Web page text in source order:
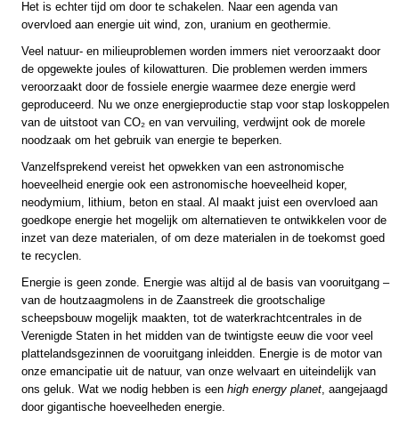
Het is echter tijd om door te schakelen. Naar een agenda van
overvloed aan energie uit wind, zon, uranium en geothermie.
Veel natuur- en milieuproblemen worden immers niet veroorzaakt door
de opgewekte joules of kilowatturen. Die problemen werden immers
veroorzaakt door de fossiele energie waarmee deze energie werd
geproduceerd. Nu we onze energieproductie stap voor stap loskoppelen
van de uitstoot van CO₂ en van vervuiling, verdwijnt ook de morele
noodzaak om het gebruik van energie te beperken.
Vanzelfsprekend vereist het opwekken van een astronomische
hoeveelheid energie ook een astronomische hoeveelheid koper,
neodymium, lithium, beton en staal. Al maakt juist een overvloed aan
goedkope energie het mogelijk om alternatieven te ontwikkelen voor de
inzet van deze materialen, of om deze materialen in de toekomst goed
te recyclen.
Energie is geen zonde. Energie was altijd al de basis van vooruitgang –
van de houtzaagmolens in de Zaanstreek die grootschalige
scheepsbouw mogelijk maakten, tot de waterkrachtcentrales in de
Verenigde Staten in het midden van de twintigste eeuw die voor veel
plattelandsgezinnen de vooruitgang inleidden. Energie is de motor van
onze emancipatie uit de natuur, van onze welvaart en uiteindelijk van
ons geluk. Wat we nodig hebben is een high energy planet, aangejaagd
door gigantische hoeveelheden energie.